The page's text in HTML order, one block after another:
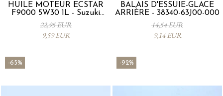
HUILE MOTEUR ECSTAR
F9000 5W30 1L - Suzuki
990R0-21E72-001
22,95 EUR
9,59 EUR
BALAIS D'ESSUIE-GLACE
ARRIÈRE - 38340-63J00-000
14,54 EUR
9,14 EUR
-65% -92%